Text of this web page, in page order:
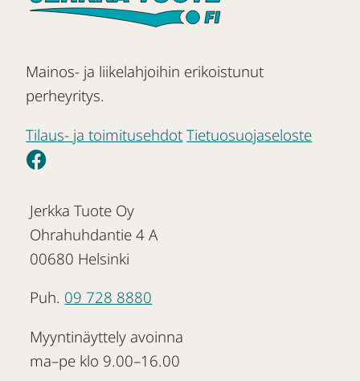
Mainos- ja liikelahjoihin erikoistunut
perheyritys.
Tilaus- ja toimitusehdot Tietuosuojaseloste
Jerkka Tuote Oy
Ohrahuhdantie 4 A
00680 Helsinki
Puh. 09 728 8880
Myyntinäyttely avoinna
ma–pe klo 9.00–16.00